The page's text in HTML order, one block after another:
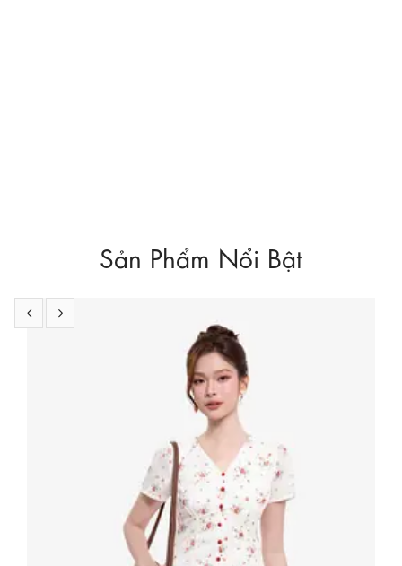
Sản Phẩm Nổi Bật